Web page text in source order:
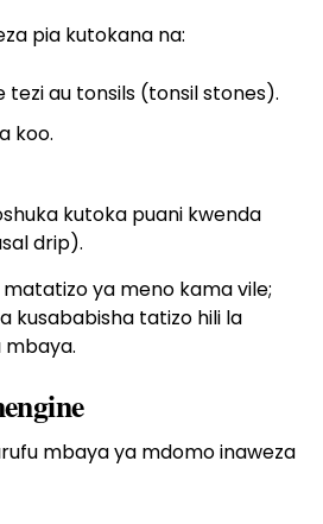
pia kutokana na:
tezi au tonsils (tonsil stones).
koo.
kutoka puani kwenda
drip).
ya meno kama vile;
kusababisha tatizo hili la
mbaya.
mbaya ya mdomo inaweza